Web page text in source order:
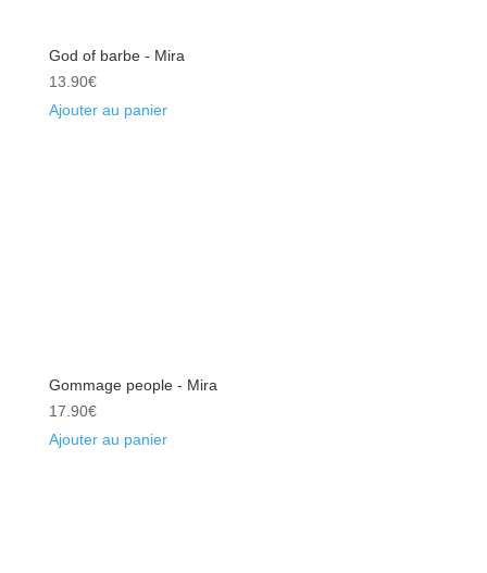
God of barbe - Mira
13.90€
Ajouter au panier
Gommage people - Mira
17.90€
Ajouter au panier